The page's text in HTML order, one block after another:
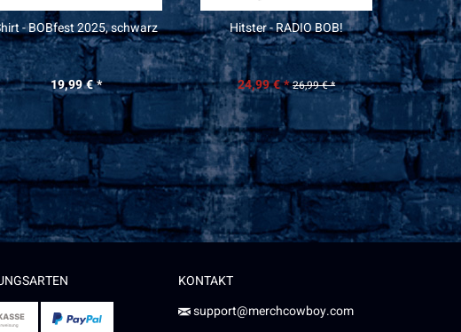
- BOBfest 2025, schwarz
19,99 € *
Hitster - RADIO BOB!
24,99 € * 26,99 € *
KONTAKT
support@merchcowboy.com